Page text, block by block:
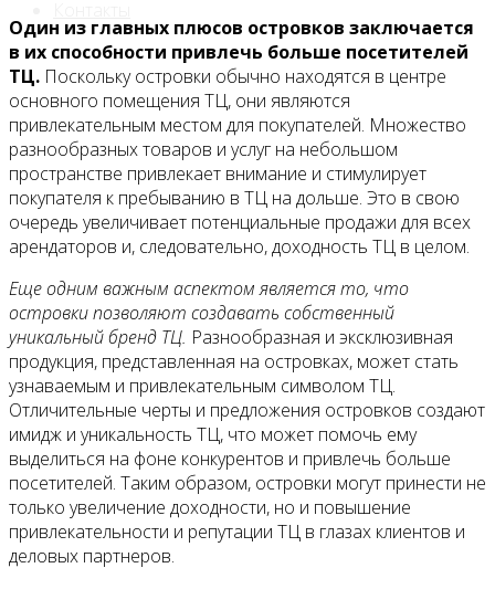
Один из главных плюсов островков заключается
в их способности привлечь больше посетителей
ТЦ. Поскольку островки обычно находятся в центре
основного помещения ТЦ, они являются
привлекательным местом для покупателей. Множество
разнообразных товаров и услуг на небольшом
пространстве привлекает внимание и стимулирует
покупателя к пребыванию в ТЦ на дольше. Это в свою
очередь увеличивает потенциальные продажи для всех
арендаторов и, следовательно, доходность ТЦ в целом.
Еще одним важным аспектом является то, что
островки позволяют создавать собственный
уникальный бренд ТЦ. Разнообразная и эксклюзивная
продукция, представленная на островках, может стать
узнаваемым и привлекательным символом ТЦ.
Отличительные черты и предложения островков создают
имидж и уникальность ТЦ, что может помочь ему
выделиться на фоне конкурентов и привлечь больше
посетителей. Таким образом, островки могут принести не
только увеличение доходности, но и повышение
привлекательности и репутации ТЦ в глазах клиентов и
деловых партнеров.